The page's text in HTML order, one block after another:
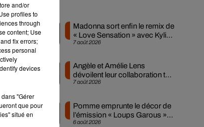
Musique
7 août 2026
Madonna sort enfin le remix de
« Love Sensation » avec Kylie
Minogue
7 août 2026
Angèle et Amélie Lens
dévoilent leur collaboration tant
attendue
6 août 2026
Pomme emprunte le décor de
l’émission « Loups Garous »
pour son...
and/or
profiles to
through
content; Use
fix errors;
personal
devices
"Gérer
que pour
situé en